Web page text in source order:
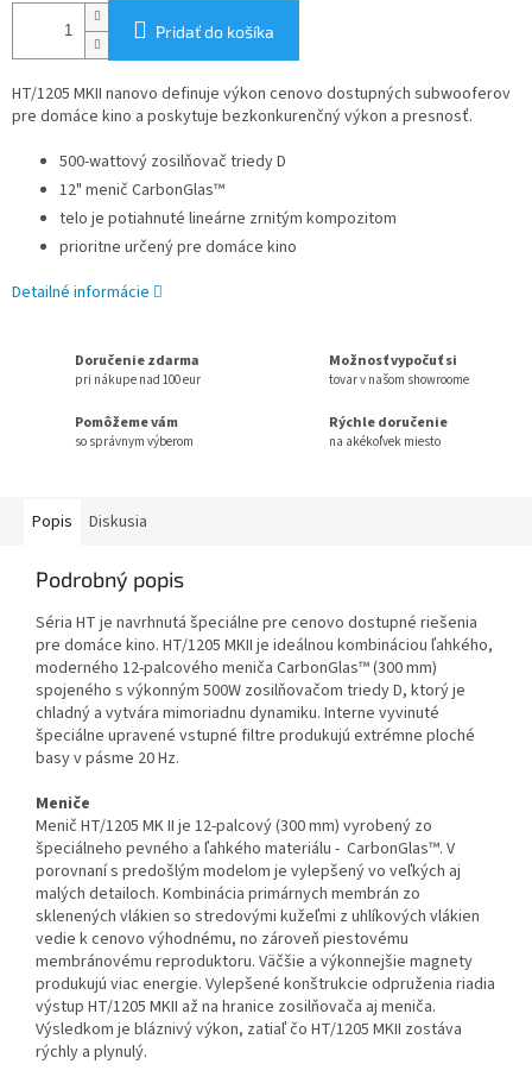
Pridať do košíka
HT/1205 MKII nanovo definuje výkon cenovo dostupných subwooferov
pre domáce kino a poskytuje bezkonkurenčný výkon a presnosť.
500-wattový zosilňovač triedy D
12" ​​menič CarbonGlas™
telo je potiahnuté lineárne zrnitým kompozitom
prioritne určený pre domáce kino
Detailné informácie
Doručenie zdarma
pri nákupe nad 100 eur
Možnosť vypočuť si
tovar v našom showroome
Pomôžeme vám
so správnym výberom
Rýchle doručenie
na akékoľvek miesto
Popis Diskusia
Podrobný popis
Séria HT je navrhnutá špeciálne pre cenovo dostupné riešenia
pre domáce kino. HT/1205 MKII je ideálnou kombináciou ľahkého,
moderného 12-palcového meniča CarbonGlas™ (300 mm)
spojeného s výkonným 500W zosilňovačom triedy D, ktorý je
chladný a vytvára mimoriadnu dynamiku. Interne vyvinuté
špeciálne upravené vstupné filtre produkujú extrémne ploché
basy v pásme 20 Hz.
Meniče
Menič HT/1205 MK II je 12-palcový (300 mm) vyrobený zo
špeciálneho pevného a ľahkého materiálu - CarbonGlas™. V
porovnaní s predošlým modelom je vylepšený vo veľkých aj
malých detailoch. Kombinácia primárnych membrán zo
sklenených vlákien so stredovými kužeľmi z uhlíkových vlákien
vedie k cenovo výhodnému, no zároveň piestovému
membránovému reproduktoru. Väčšie a výkonnejšie magnety
produkujú viac energie. Vylepšené konštrukcie odpruženia riadia
výstup HT/1205 MKII až na hranice zosilňovača aj meniča.
Výsledkom je bláznivý výkon, zatiaľ čo HT/1205 MKII zostáva
rýchly a plynulý.